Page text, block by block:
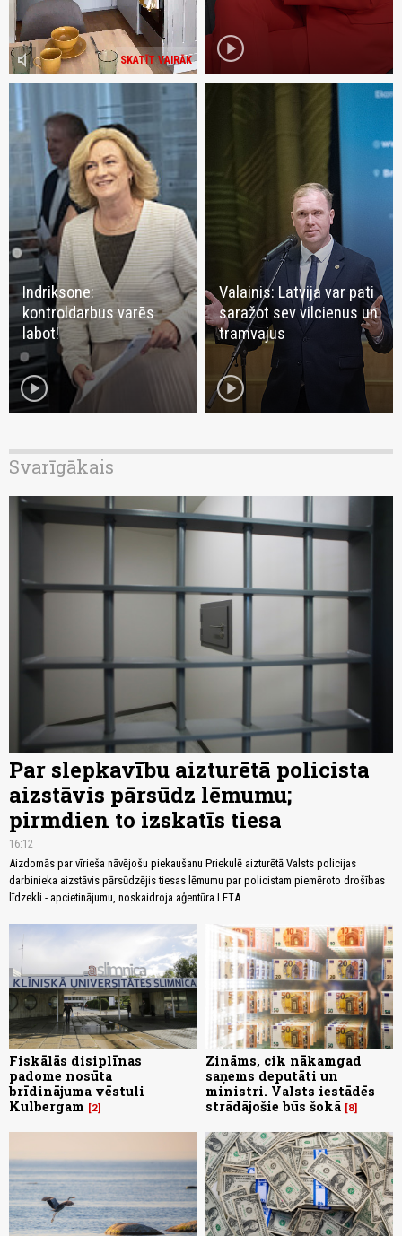
SKATĪT VAIRĀK
volume_mute play_circle
Indriksone:
kontroldarbus varēs
labot!
play_circle
Valainis: Latvija var pati
saražot sev vilcienus un
tramvajus
play_circle
Svarīgākais
Par slepkavību aizturētā policista
aizstāvis pārsūdz lēmumu;
pirmdien to izskatīs tiesa
16:12
Aizdomās par vīrieša nāvējošu piekaušanu Priekulē aizturētā Valsts policijas
darbinieka aizstāvis pārsūdzējis tiesas lēmumu par policistam piemēroto drošības
līdzekli - apcietinājumu, noskaidroja aģentūra LETA.
Fiskālās disiplīnas
padome nosūta
brīdinājuma vēstuli
Kulbergam
2
Zināms, cik nākamgad
saņems deputāti un
ministri. Valsts iestādēs
strādājošie būs šokā 8